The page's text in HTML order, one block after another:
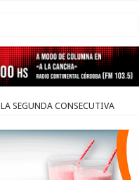
LA SEGUNDA CONSECUTIVA